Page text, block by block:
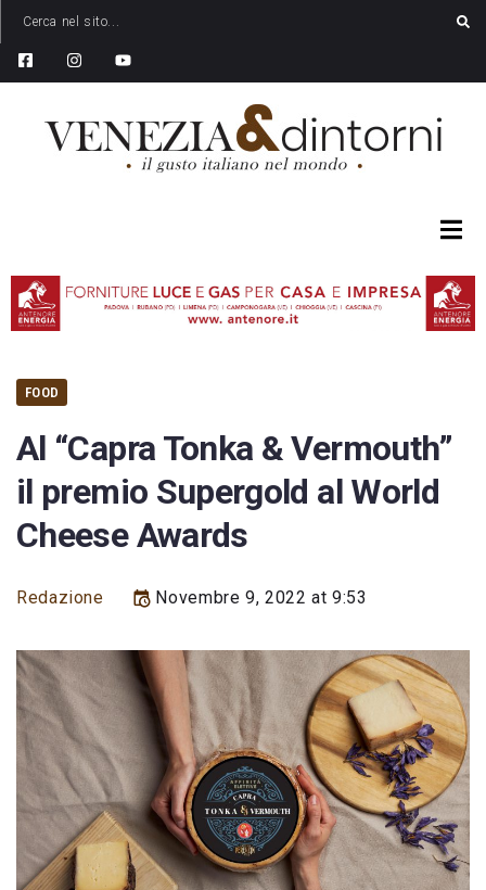
FOOD
Al “Capra Tonka & Vermouth”
il premio Supergold al World
Cheese Awards
Redazione Novembre 9, 2022 at 9:53